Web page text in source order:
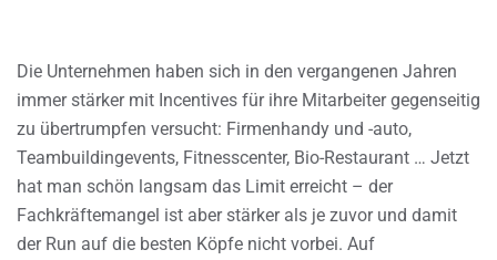
Die Unternehmen haben sich in den vergangenen Jahren
immer stärker mit Incentives für ihre Mitarbeiter gegenseitig
zu übertrumpfen versucht: Firmenhandy und -auto,
Teambuildingevents, Fitnesscenter, Bio-Restaurant … Jetzt
hat man schön langsam das Limit erreicht – der
Fachkräftemangel ist aber stärker als je zuvor und damit
der Run auf die besten Köpfe nicht vorbei. Auf